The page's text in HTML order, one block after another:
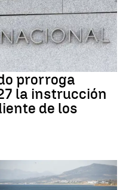
prorroga
la instrucción
de los